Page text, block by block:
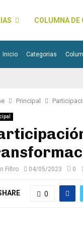
COLUMNA DE
Inicio Categorias
Principal
Filtro 04/05/2023 0
0